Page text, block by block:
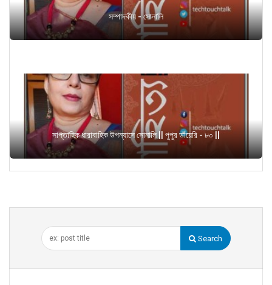
সম্পাদকীয় - সোনালি
সাপ্তাহিক ধারাবাহিক উপন্যাসে সোনালি || পুপুর ডায়েরি - ৮০ ||
Search